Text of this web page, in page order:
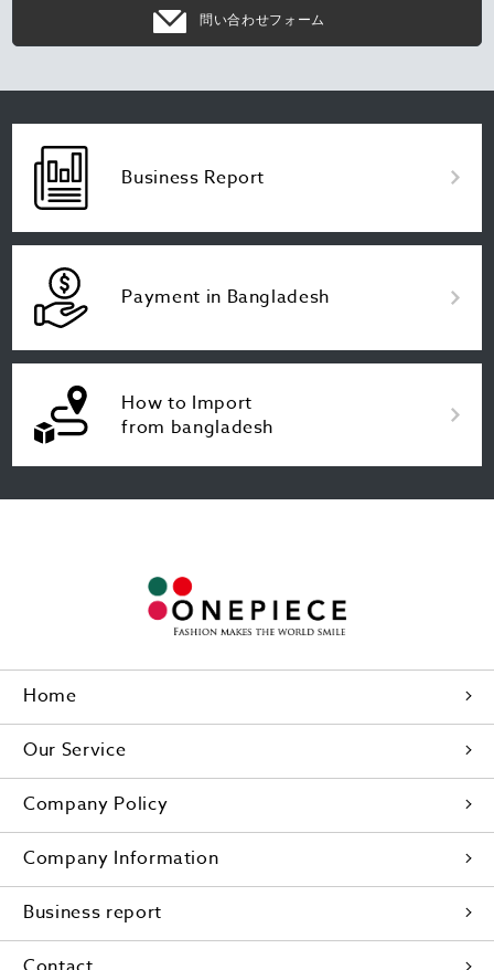
問い合わせフォーム
Business Report
Payment in Bangladesh
How to Import
from bangladesh
Home
Our Service
Company Policy
Company Information
Business report